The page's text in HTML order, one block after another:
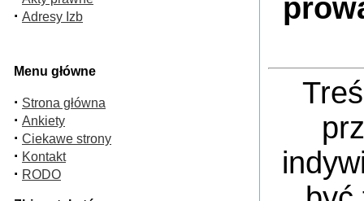
· Adresy Izb
Menu główne
· Strona główna
· Ankiety
· Ciekawe strony
· Kontakt
· RODO